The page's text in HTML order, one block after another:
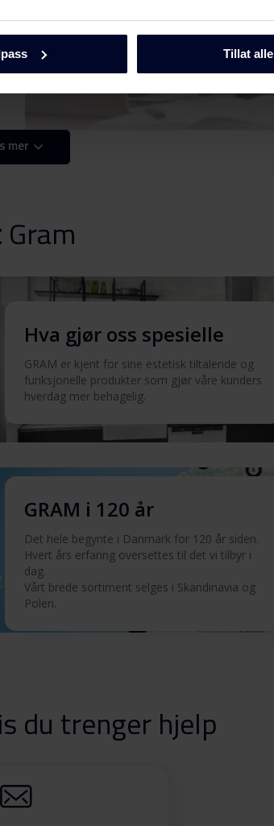
Tillat alle
mer
Gram
Hva gjør oss spesielle
GRAM er kjent for sine estetisk tiltalende og
funksjonelle produkter som gjør våre kunders
hverdag mer behagelig.
GRAM i 120 år
Det hele begynte i Danmark for 120 år siden.
Hvert års erfaring oversettes til det vi tilbyr i
dag.
Vårt brede sortiment selges i Skandinavia og
Polen.
du trenger hjelp